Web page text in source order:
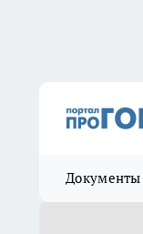
Документы